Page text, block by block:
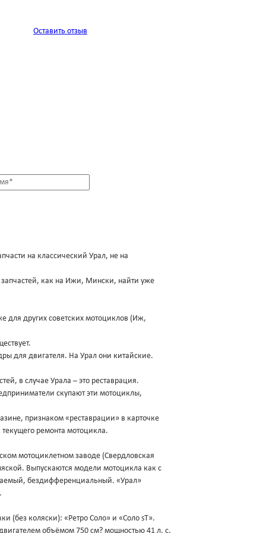
Оставить отзыв
на классический Урал, не на
запчастей, как на Ижи, Мински, найти уже
для других советских мотоциклов (Иж,
для двигателя. На Урал они китайские.
в случае Урала – это реставрация.
скупают эти мотоциклы,
признаком «реставрации» в карточке
ремонта мотоцикла.
мотоциклетном заводе (Свердловская
Выпускаются модели мотоцикла как с
бездифференциальный. «Урал»
(без коляски): «Ретро Соло» и «Соло sT».
объёмом 750 см? мощностью 41 л. с.